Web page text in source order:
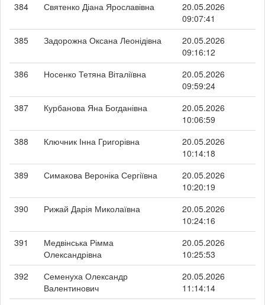
384
Святенко Діана Ярославівна
20.05.2026
09:07:41
385
Задорожна Оксана Леонідівна
20.05.2026
09:16:12
386
Носенко Тетяна Віталіївна
20.05.2026
09:59:24
387
Курбанова Яна Богданівна
20.05.2026
10:06:59
388
Ключник Інна Григорівна
20.05.2026
10:14:18
389
Симакова Вероніка Сергіївна
20.05.2026
10:20:19
390
Рижай Дарія Миколаївна
20.05.2026
10:24:16
391
Медвінська Рімма
Олександрівна
20.05.2026
10:25:53
392
Семенуха Олександр
Валентинович
20.05.2026
11:14:14